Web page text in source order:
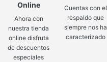
Online
Ahora con
nuestra tienda
online disfruta
de descuentos
especiales
Cuentas con el
respaldo que
siempre nos ha
caracterizado